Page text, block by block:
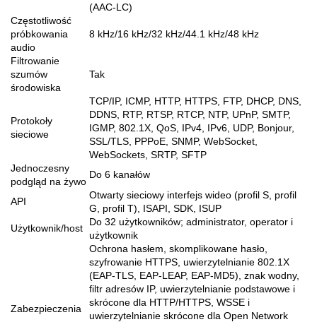
(AAC-LC)
Częstotliwość
próbkowania
audio
8 kHz/16 kHz/32 kHz/44.1 kHz/48 kHz
Filtrowanie
szumów
środowiska
Tak
Protokoły
sieciowe
TCP/IP, ICMP, HTTP, HTTPS, FTP, DHCP, DNS,
DDNS, RTP, RTSP, RTCP, NTP, UPnP, SMTP,
IGMP, 802.1X, QoS, IPv4, IPv6, UDP, Bonjour,
SSL/TLS, PPPoE, SNMP, WebSocket,
WebSockets, SRTP, SFTP
Jednoczesny
podgląd na żywo
Do 6 kanałów
API
Otwarty sieciowy interfejs wideo (profil S, profil
G, profil T), ISAPI, SDK, ISUP
Użytkownik/host
Do 32 użytkowników; administrator, operator i
użytkownik
Zabezpieczenia
Ochrona hasłem, skomplikowane hasło,
szyfrowanie HTTPS, uwierzytelnianie 802.1X
(EAP-TLS, EAP-LEAP, EAP-MD5), znak wodny,
filtr adresów IP, uwierzytelnianie podstawowe i
skrócone dla HTTP/HTTPS, WSSE i
uwierzytelnianie skrócone dla Open Network